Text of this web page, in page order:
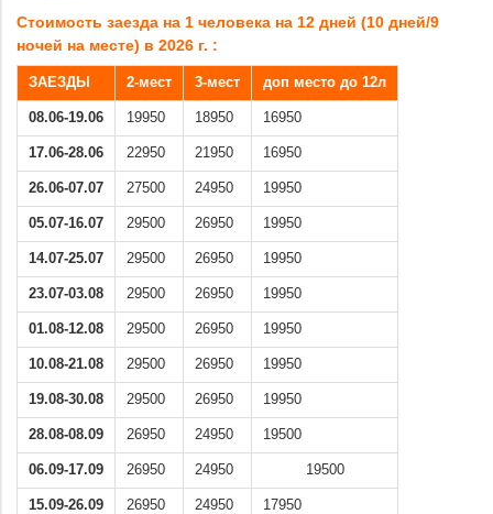
Стоимость заезда на 1 человека на 12 дней (10 дней/9
ночей на месте) в 2026 г. :
ЗАЕЗДЫ 2-мест 3-мест доп место до 12л
08.06-19.06 19950 18950 16950
17.06-28.06 22950 21950 16950
26.06-07.07 27500 24950 19950
05.07-16.07 29500 26950 19950
14.07-25.07 29500 26950 19950
23.07-03.08 29500 26950 19950
01.08-12.08 29500 26950 19950
10.08-21.08 29500 26950 19950
19.08-30.08 29500 26950 19950
28.08-08.09 26950 24950 19500
06.09-17.09 26950 24950 19500
15.09-26.09 26950 24950 17950